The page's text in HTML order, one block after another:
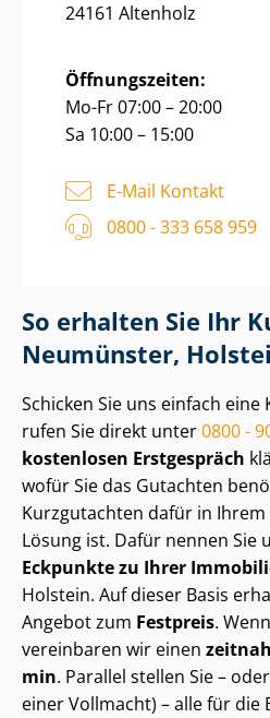
24161 Altenholz
Öffnungszeiten:
Mo-Fr 07:00 – 20:00
Sa 10:00 – 15:00
E-Mail Kontakt
0800 - 333 658 959
So erhalten Sie Ihr
Neumünster,
Schicken Sie uns einfach
rufen Sie direkt unter0800 -
kostenlosen Erstgespräch
wofür Sie das Gutachten
Kurzgutachten dafür in Ihrem
Lösung ist. Dafür nennen Sie
Eckpunkte zu Ihrer
Holstein. Auf dieser Basis
Angebot zum Festpreis.
vereinbaren wir einen
min. Parallel stellen Sie –
einer Vollmacht) – alle für die